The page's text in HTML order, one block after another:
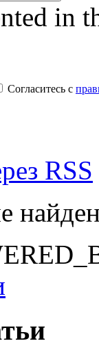
in
Согласитесь с
RSS